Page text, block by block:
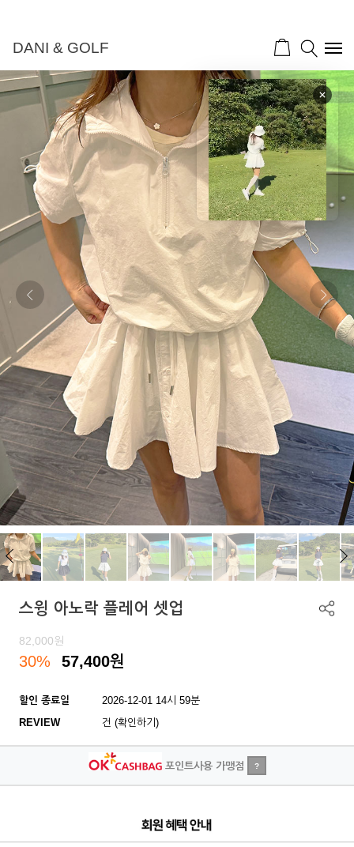
DANI & GOLF
스윙 아노락 플레어 셋업
82,000원
30% 57,400원
할인 종료일
2026-12-01 14시 59분
REVIEW
건 (확인하기)
포인트사용 가맹점 ?